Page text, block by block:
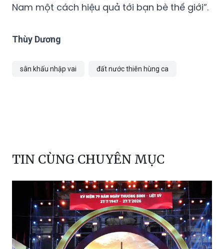
Nam một cách hiệu quả tới bạn bè thế giới”.
Thùy Dương
sân khấu nhập vai đất nước thiên hùng ca
TIN CÙNG CHUYÊN MỤC